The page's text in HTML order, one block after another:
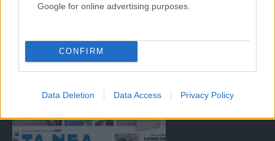
Google for online advertising purposes.
CONFIRM
Data Deletion Data Access Privacy Policy
ΤΑ ΠΡΩΤΟΣΕΛΙΔΑ ΣΗΜΕΡΑ